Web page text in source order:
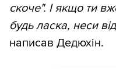
скоче". І якщо ти
будь ласка, неси
написав Дедюхін.